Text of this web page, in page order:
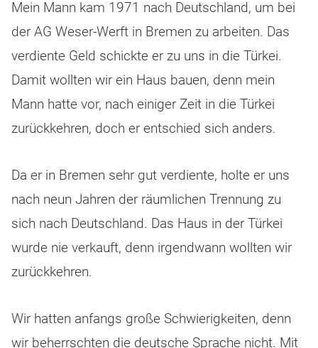
Mein Mann kam 1971 nach Deutschland, um bei
der AG Weser-Werft in Bremen zu arbeiten. Das
verdiente Geld schickte er zu uns in die Türkei.
Damit wollten wir ein Haus bauen, denn mein
Mann hatte vor, nach einiger Zeit in die Türkei
zurückkehren, doch er entschied sich anders.
Da er in Bremen sehr gut verdiente, holte er uns
nach neun Jahren der räumlichen Trennung zu
sich nach Deutschland. Das Haus in der Türkei
wurde nie verkauft, denn irgendwann wollten wir
zurückkehren.
Wir hatten anfangs große Schwierigkeiten, denn
wir beherrschten die deutsche Sprache nicht. Mit